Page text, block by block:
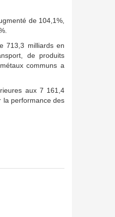
de 104,1%,
713,3 milliards en
de produits
communs a
aux 7 161,4
la performance des